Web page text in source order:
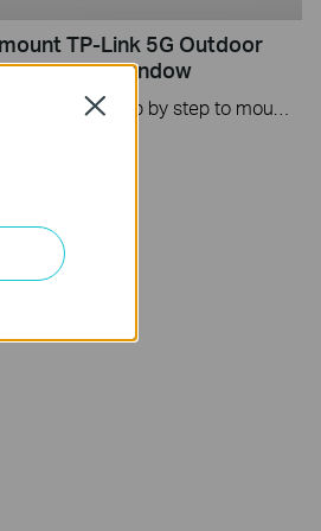
TP-Link 5G Outdoor
a wall or a window
Close